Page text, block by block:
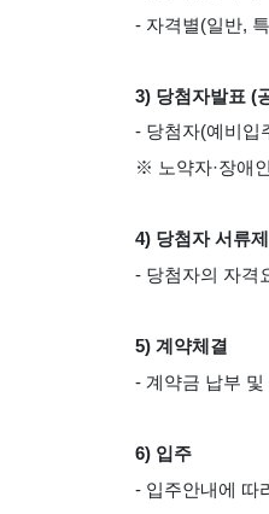
- 자격별(일반,
3) 당첨자발표 (
- 당첨자(예비입
※ 노약자·장애
4) 당첨자 서류
- 당첨자의 자격
5) 계약체결
- 계약금 납부 및
6) 입주
- 입주안내에 따